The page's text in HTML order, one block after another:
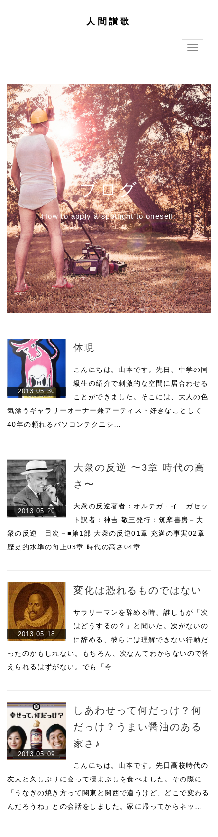
人間讃歌
T
o
e
n
a
v
i
g
a
t
i
o
n
ブログ
How to apply a spotlight to oneself.
2013.05.30
体現
こんにちは。山本です。先日、中学の同
級生の紹介で刺激的な空間に居合わせる
ことができました。そこには、大人の色
気漂うギャラリーオーナー兼アーティスト好きなことして
40年の頼れるパソコンテクニシ…
2013.05.20
大衆の反逆 〜3章 時代の高
さ〜
大衆の反逆著者：オルテガ・イ・ガセッ
ト訳者：神吉 敬三発行：筑摩書房－大
衆の反逆 目次－■第1部 大衆の反逆01章 充満の事実02章
歴史的水準の向上03章 時代の高さ04章…
2013.05.18
変化は恐れるものではない
サラリーマンを辞める時、誰しもが「次
はどうするの？」と聞いた。次がないの
に辞める、彼らには理解できない行動だ
ったのかもしれない。もちろん、次なんてわからないので答
えられるはずがない。でも「今…
2013.05.09
しあわせって何だっけ？何
だっけ？うまい醤油のある
家さ♪
こんにちは。山本です。先日高校時代の
友人と久しぶりに会って櫃まぶしを食べました。その際に
「うなぎの焼き方って関東と関西で違うけど、どこで変わる
んだろうね」との会話をしました。家に帰ってからネッ…